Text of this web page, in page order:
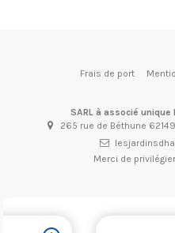
Frais de port
SARL à associé unique
265 rue de Béthune 62149
Merci de